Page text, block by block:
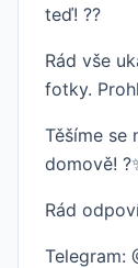
teď! ??
Rád vše
fotky.
Těšíme se
domově!
Rád
Telegram: